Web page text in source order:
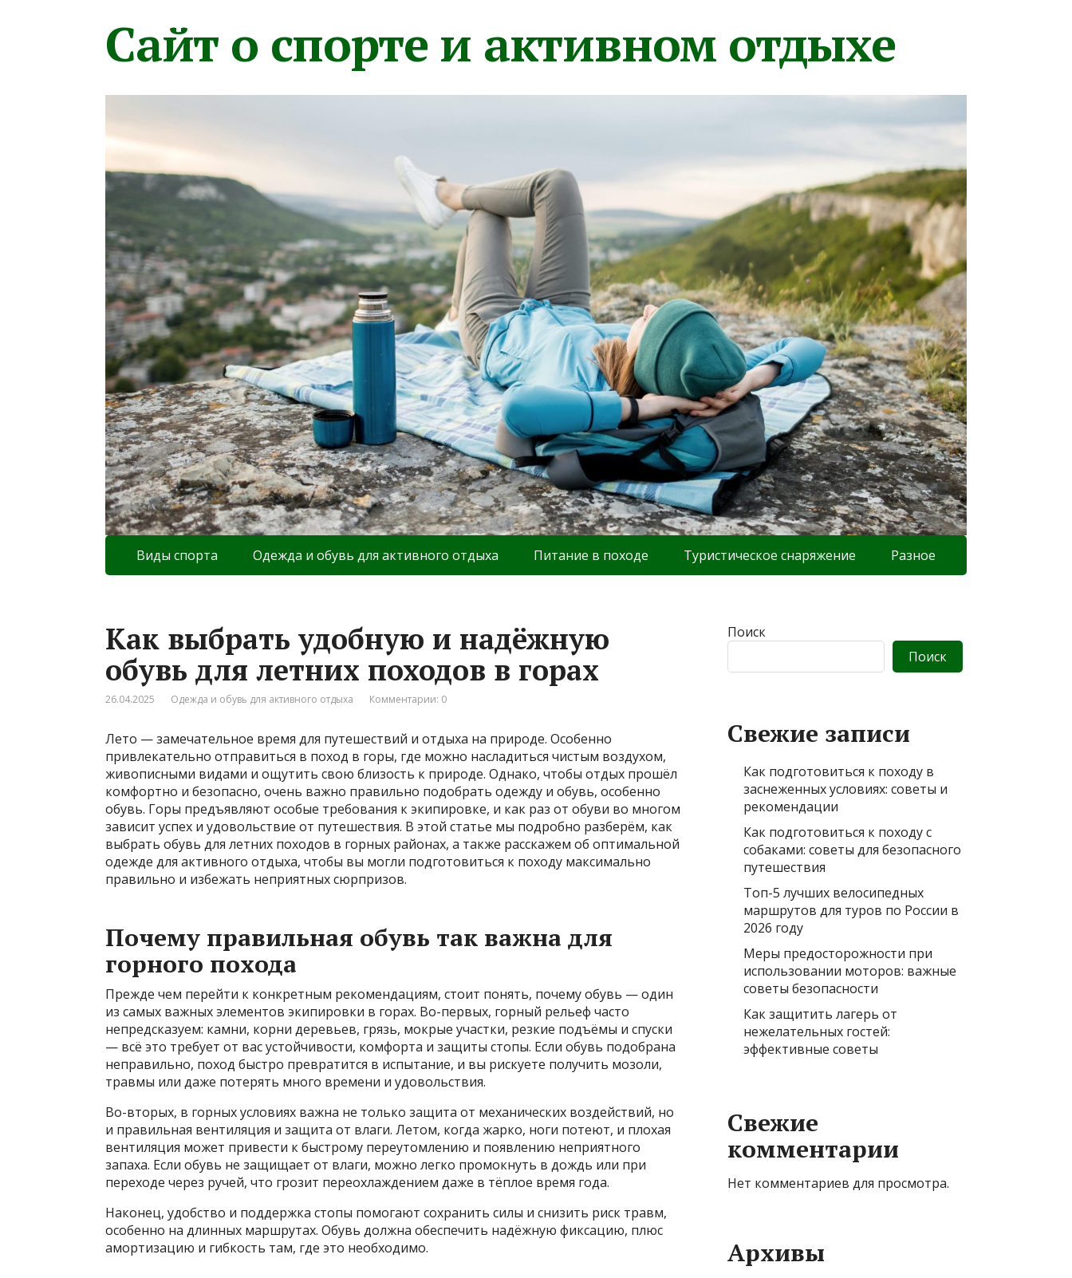
Сайт о спорте и активном отдыхе
Виды спорта Одежда и обувь для активного отдыха Питание в походе Туристическое снаряжение Разное
Как выбрать удобную и надёжную
обувь для летних походов в горах
26.04.2025 Одежда и обувь для активного отдыха Комментарии: 0
Лето — замечательное время для путешествий и отдыха на природе. Особенно
привлекательно отправиться в поход в горы, где можно насладиться чистым воздухом,
живописными видами и ощутить свою близость к природе. Однако, чтобы отдых прошёл
комфортно и безопасно, очень важно правильно подобрать одежду и обувь, особенно
обувь. Горы предъявляют особые требования к экипировке, и как раз от обуви во многом
зависит успех и удовольствие от путешествия. В этой статье мы подробно разберём, как
выбрать обувь для летних походов в горных районах, а также расскажем об оптимальной
одежде для активного отдыха, чтобы вы могли подготовиться к походу максимально
правильно и избежать неприятных сюрпризов.
Почему правильная обувь так важна для
горного похода
Прежде чем перейти к конкретным рекомендациям, стоит понять, почему обувь — один
из самых важных элементов экипировки в горах. Во-первых, горный рельеф часто
непредсказуем: камни, корни деревьев, грязь, мокрые участки, резкие подъёмы и спуски
— всё это требует от вас устойчивости, комфорта и защиты стопы. Если обувь подобрана
неправильно, поход быстро превратится в испытание, и вы рискуете получить мозоли,
травмы или даже потерять много времени и удовольствия.
Во-вторых, в горных условиях важна не только защита от механических воздействий, но
и правильная вентиляция и защита от влаги. Летом, когда жарко, ноги потеют, и плохая
вентиляция может привести к быстрому переутомлению и появлению неприятного
запаха. Если обувь не защищает от влаги, можно легко промокнуть в дождь или при
переходе через ручей, что грозит переохлаждением даже в тёплое время года.
Наконец, удобство и поддержка стопы помогают сохранить силы и снизить риск травм,
особенно на длинных маршрутах. Обувь должна обеспечить надёжную фиксацию, плюс
амортизацию и гибкость там, где это необходимо.
Поиск
Поиск
Свежие записи
Как подготовиться к походу в
заснеженных условиях: советы и
рекомендации
Как подготовиться к походу с
собаками: советы для безопасного
путешествия
Топ-5 лучших велосипедных
маршрутов для туров по России в
2026 году
Меры предосторожности при
использовании моторов: важные
советы безопасности
Как защитить лагерь от
нежелательных гостей:
эффективные советы
Свежие
комментарии
Нет комментариев для просмотра.
Архивы